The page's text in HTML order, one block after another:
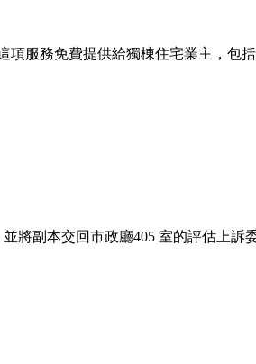
項服務免費提供給獨棟住宅業主，包
並將副本交回市政廳405 室的評估上訴